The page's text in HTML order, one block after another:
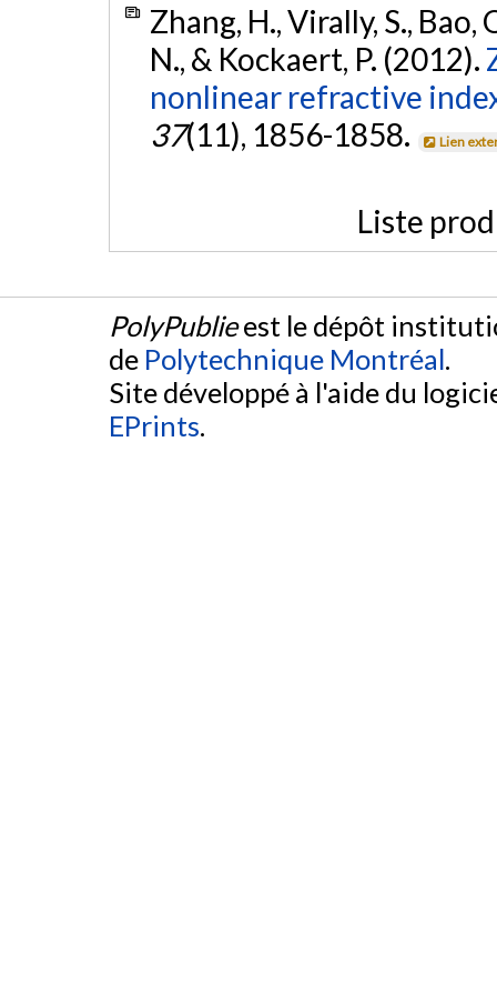
Zhang, H., Virally, S., Bao,
N., & Kockaert, P. (2012).
nonlinear refractive
37(11), 1856-1858. Lien
Liste
PolyPublieest le dépôt
de Polytechnique Montréal.
Site développé à l'aide du
EPrints.